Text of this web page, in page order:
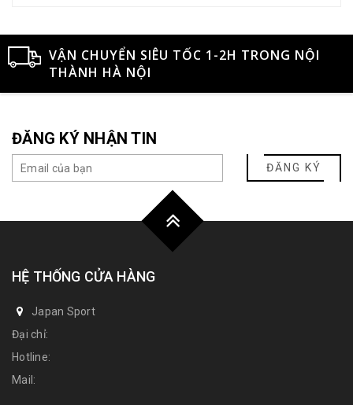
VẬN CHUYỂN SIÊU TỐC 1-2H TRONG NỘI
THÀNH HÀ NỘI
ĐĂNG KÝ NHẬN TIN
ĐĂNG KÝ
HỆ THỐNG CỬA HÀNG
Japan Sport
Đại chỉ:
Hotline:
Mail: